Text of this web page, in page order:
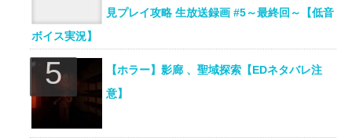
見プレイ攻略 生放送録画 #5～最終回～【低音
ボイス実況】
【ホラー】影廊 、聖域探索【EDネタバレ注
意】